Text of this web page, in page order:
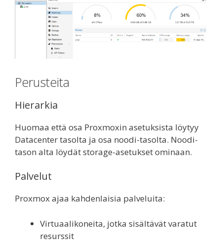
Perusteita
Hierarkia
Huomaa että osa Proxmoxin asetuksista löytyy
Datacenter tasolta ja osa noodi-tasolta. Noodi-
tason alta löydät storage-asetukset ominaan.
Palvelut
Proxmox ajaa kahdenlaisia palveluita:
Virtuaalikoneita, jotka sisältävät varatut
resurssit